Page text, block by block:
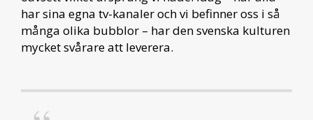
har sina egna tv-kanaler och vi befinner oss i så
många olika bubblor – har den svenska kulturen
mycket svårare att leverera.